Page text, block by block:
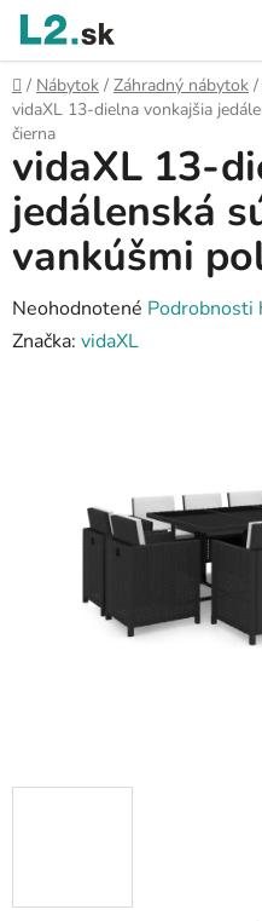
Prejsť
obsah
Domov
/ Nábytok / Záhradný nábytok /
vidaXL 13-dielna vonkajšia
čierna
vidaXL 13-
jedálenská
vankúšmi
Priemerné
hodnotenie
hviezdičiek.
Neohodnotené Podrobnosti
Značka: vidaXL